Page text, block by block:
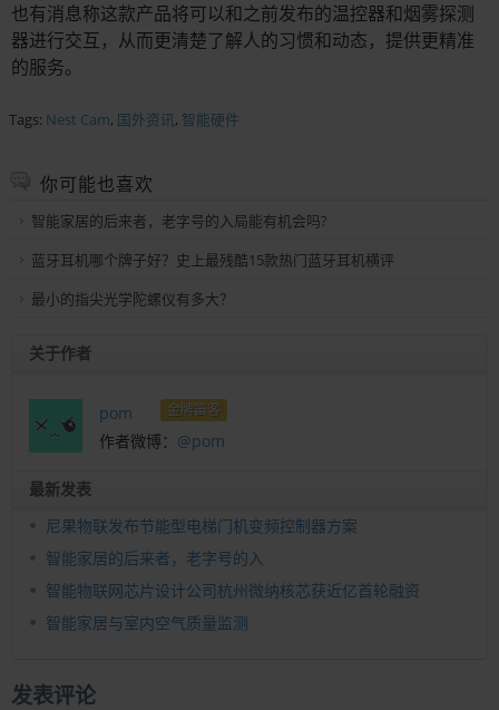
也有消息称这款产品将可以和之前发布的温控器和烟雾探测
器进行交互，从而更清楚了解人的习惯和动态，提供更精准
的服务。
Tags: Nest Cam, 国外资讯, 智能硬件
你可能也喜欢
智能家居的后来者，老字号的入局能有机会吗?
蓝牙耳机哪个牌子好？史上最残酷15款热门蓝牙耳机横评
最小的指尖光学陀螺仪有多大？
关于作者
pom 金牌笛客
作者微博： @pom
最新发表
尼果物联发布节能型电梯门机变频控制器方案
智能家居的后来者，老字号的入
智能物联网芯片设计公司杭州微纳核芯获近亿首轮融资
智能家居与室内空气质量监测
发表评论